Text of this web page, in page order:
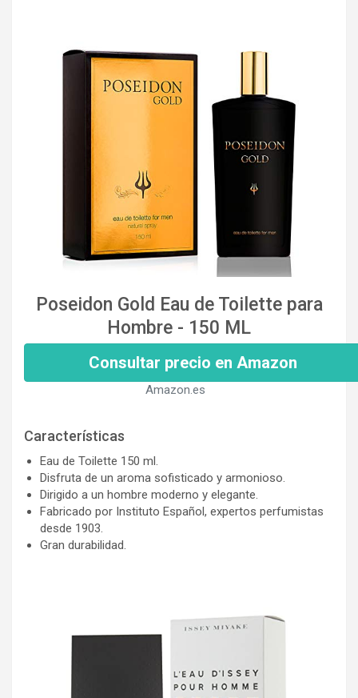
Poseidon Gold Eau de Toilette para
Hombre - 150 ML
Consultar precio en Amazon
Amazon.es
Características
Eau de Toilette 150 ml.
Disfruta de un aroma sofisticado y armonioso.
Dirigido a un hombre moderno y elegante.
Fabricado por Instituto Español, expertos perfumistas
desde 1903.
Gran durabilidad.